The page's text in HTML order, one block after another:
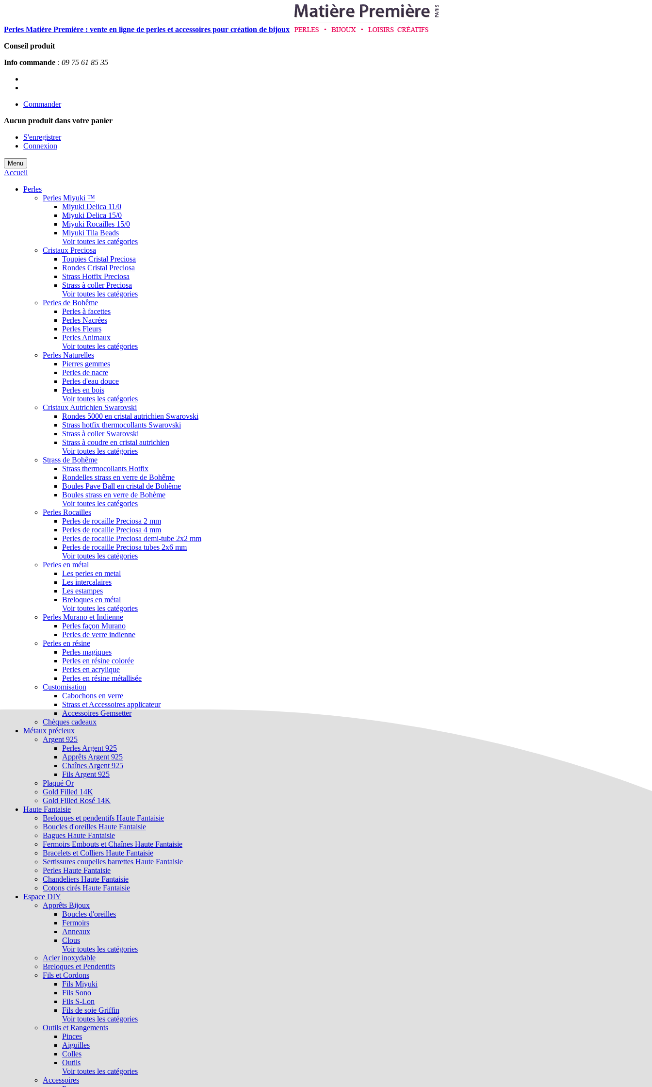
Perles Matière Première : vente en ligne de perles et accessoires pour création de bijoux
Conseil produit
Info commande : 09 75 61 85 35
Commander
Aucun produit dans votre panier
S'enregistrer
Connexion
Menu
Accueil
Perles
Perles Miyuki ™
Miyuki Delica 11/0
Miyuki Delica 15/0
Miyuki Rocailles 15/0
Miyuki Tila Beads
Voir toutes les catégories
Cristaux Preciosa
Toupies Cristal Preciosa
Rondes Cristal Preciosa
Strass Hotfix Preciosa
Strass à coller Preciosa
Voir toutes les catégories
Perles de Bohême
Perles à facettes
Perles Nacrées
Perles Fleurs
Perles Animaux
Voir toutes les catégories
Perles Naturelles
Pierres gemmes
Perles de nacre
Perles d'eau douce
Perles en bois
Voir toutes les catégories
Cristaux Autrichien Swarovski
Rondes 5000 en cristal autrichien Swarovski
Strass hotfix thermocollants Swarovski
Strass à coller Swarovski
Strass à coudre en cristal autrichien
Voir toutes les catégories
Strass de Bohême
Strass thermocollants Hotfix
Rondelles strass en verre de Bohême
Boules Pave Ball en cristal de Bohême
Boules strass en verre de Bohème
Voir toutes les catégories
Perles Rocailles
Perles de rocaille Preciosa 2 mm
Perles de rocaille Preciosa 4 mm
Perles de rocaille Preciosa demi-tube 2x2 mm
Perles de rocaille Preciosa tubes 2x6 mm
Voir toutes les catégories
Perles en métal
Les perles en metal
Les intercalaires
Les estampes
Breloques en métal
Voir toutes les catégories
Perles Murano et Indienne
Perles façon Murano
Perles de verre indienne
Perles en résine
Perles magiques
Perles en résine colorée
Perles en acrylique
Perles en résine métallisée
Customisation
Cabochons en verre
Strass et Accessoires applicateur
Accessoires Gemsetter
Chèques cadeaux
Métaux précieux
Argent 925
Perles Argent 925
Apprêts Argent 925
Chaînes Argent 925
Fils Argent 925
Plaqué Or
Gold Filled 14K
Gold Filled Rosé 14K
Haute Fantaisie
Breloques et pendentifs Haute Fantaisie
Boucles d'oreilles Haute Fantaisie
Bagues Haute Fantaisie
Fermoirs Embouts et Chaînes Haute Fantaisie
Bracelets et Colliers Haute Fantaisie
Sertissures coupelles barrettes Haute Fantaisie
Perles Haute Fantaisie
Chandeliers Haute Fantaisie
Cotons cirés Haute Fantaisie
Espace DIY
Apprêts Bijoux
Boucles d'oreilles
Fermoirs
Anneaux
Clous
Voir toutes les catégories
Acier inoxydable
Breloques et Pendentifs
Fils et Cordons
Fils Miyuki
Fils Sono
Fils S-Lon
Fils de soie Griffin
Voir toutes les catégories
Outils et Rangements
Pinces
Aiguilles
Colles
Outils
Voir toutes les catégories
Accessoires